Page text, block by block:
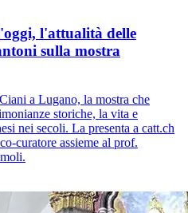
l'attualità delle
sulla mostra
a Lugano, la mostra che
storiche, la vita e
nei secoli. La presenta a catt.ch
curatore assieme al prof.